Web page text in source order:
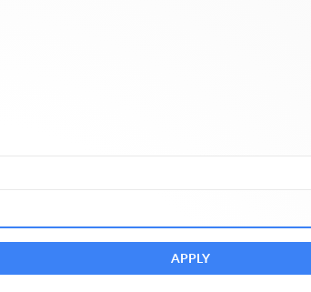
APPLY